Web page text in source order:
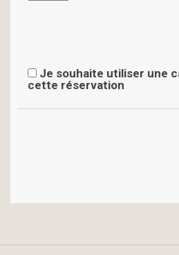
Je souhaite utiliser une
cette réservation